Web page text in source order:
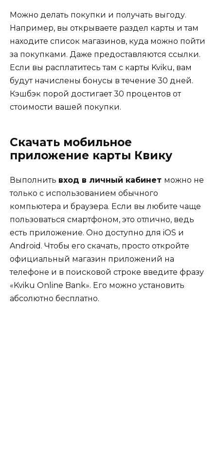
Можно делать покупки и получать выгоду.
Например, вы открываете раздел карты и там
находите список магазинов, куда можно пойти
за покупками. Даже предоставляются ссылки.
Если вы расплатитесь там с карты Kviku, вам
будут начислены бонусы в течение 30 дней.
Кэшбэк порой достигает 30 процентов от
стоимости вашей покупки.
Скачать мобильное
приложение карты Квику
Выполнить вход в личный кабинет можно не
только с использованием обычного
компьютера и браузера. Если вы любите чаще
пользоваться смартфоном, это отлично, ведь
есть приложение. Оно доступно для iOS и
Android. Чтобы его скачать, просто откройте
официальный магазин приложений на
телефоне и в поисковой строке введите фразу
«Kviku Online Bank». Его можно установить
абсолютно бесплатно.